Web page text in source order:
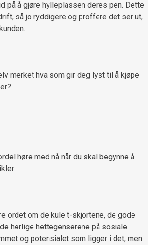
på å gjøre hylleplassen deres pen. Dette
så jo ryddigere og proffere det ser ut,
merket hva som gir deg lyst til å kjøpe
høre med nå når du skal begynne å
ordet om de kule t-skjortene, de gode
herlige hettegenserene på sosiale
og potensialet som ligger i det, men